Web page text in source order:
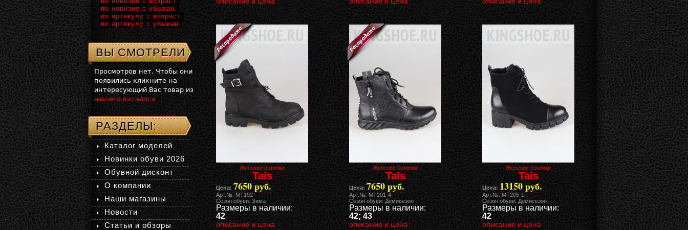
Женские ботинки
Tais
Женские ботинки
Tais
Женские ботинки
Tais
Цена: 7650 руб.
Арт.№: MT192
Сезон обуви: Зима
Размеры в наличии:
42
описание и цена
Цена: 7650 руб.
Арт.№: MT201-4
Сезон обуви: Демисезон
Размеры в наличии:
42; 43
описание и цена
Цена: 13150 руб.
Арт.№: MT205-1
Сезон обуви: Демисезон
Размеры в наличии:
42
описание и цена
по новизне с убыван.
по артикулу с возраст.
по артикулу с убыван.
ВЫ СМОТРЕЛИ
Просмотров нет. Чтобы они
появились кликните на
интересующий Вас товар из
нашего каталога
РАЗДЕЛЫ:
Каталог моделей
Новинки обуви 2026
Обувной дисконт
О компании
Наши магазины
Новости
Статьи и обзоры